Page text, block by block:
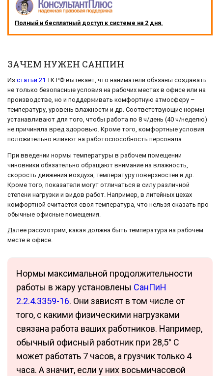
Полный и бесплатный доступ к системе на 2 дня.
ЗАЧЕМ НУЖЕН САНПИН
Из статьи 21 ТК РФ вытекает, что наниматели обязаны создавать
не только безопасные условия на рабочих местах в офисе или на
производстве, но и поддерживать комфортную атмосферу –
температуру, уровень влажности и др. Соответствующие нормы
устанавливают для того, чтобы работа по 8 ч/день (40 ч/неделю)
не причиняла вред здоровью. Кроме того, комфортные условия
положительно влияют на работоспособность персонала.
При введении нормы температуры в рабочем помещении
чиновники обязательно обращают внимание на влажность,
скорость движения воздуха, температуру поверхностей и др.
Кроме того, показатели могут отличаться в силу различной
степени нагрузки и видов работ. Например, в литейных цехах
комфортной считается своя температура, что нельзя сказать про
обычные офисные помещения.
Далее рассмотрим, какая должна быть температура на рабочем
месте в офисе.
Нормы максимальной продолжительности
работы в жару установлены СанПиН
2.2.4.3359-16. Они зависят в том числе от
того, с какими физическими нагрузками
связана работа ваших работников. Например,
обычный офисный работник при 28,5° С
может работать 7 часов, а грузчик только 4
часа. А значит, если у них восьмичасовой